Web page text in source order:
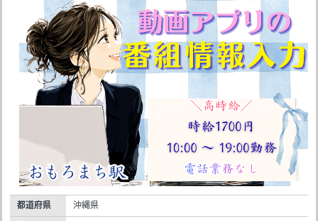
都道府県 沖縄県